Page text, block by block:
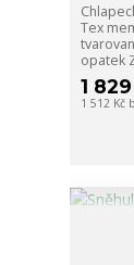
Tex
opatek
1
1 512 Kč